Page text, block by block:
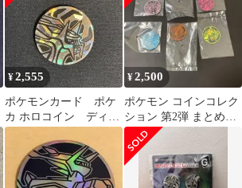
¥2,555
ポケモンカード ポケ
カ ホロコイン ディア
ルガ コイン
¥2,500
ポケモン コインコレク
ション 第2弾 まとめ売
り 6種